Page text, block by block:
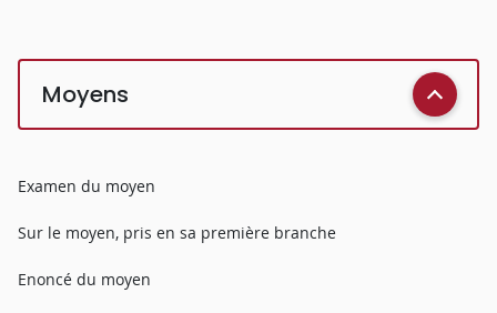
Moyens
Examen du moyen
Sur le moyen, pris en sa première branche
Enoncé du moyen